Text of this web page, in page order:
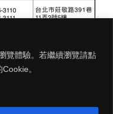
覽體驗。若繼續瀏覽請點
。